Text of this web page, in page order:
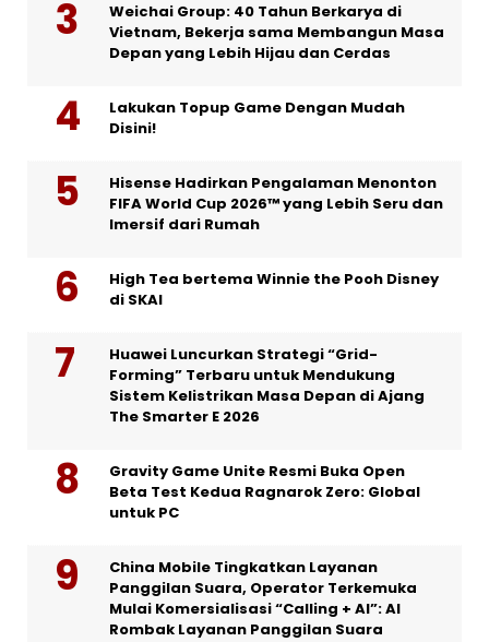
Weichai Group: 40 Tahun Berkarya di
Vietnam, Bekerja sama Membangun Masa
Depan yang Lebih Hijau dan Cerdas
Lakukan Topup Game Dengan Mudah
Disini!
Hisense Hadirkan Pengalaman Menonton
FIFA World Cup 2026™ yang Lebih Seru dan
Imersif dari Rumah
High Tea bertema Winnie the Pooh Disney
di SKAI
Huawei Luncurkan Strategi “Grid-
Forming” Terbaru untuk Mendukung
Sistem Kelistrikan Masa Depan di Ajang
The Smarter E 2026
Gravity Game Unite Resmi Buka Open
Beta Test Kedua Ragnarok Zero: Global
untuk PC
China Mobile Tingkatkan Layanan
Panggilan Suara, Operator Terkemuka
Mulai Komersialisasi “Calling + AI”: AI
Rombak Layanan Panggilan Suara